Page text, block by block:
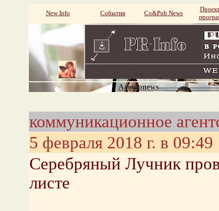
New Info События Со&Pub News
коммуникационное
5 февраля 2018 г. в 09:49
Серебряный Лучник
листе